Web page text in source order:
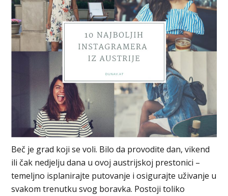
Beč je grad koji se voli. Bilo da provodite dan, vikend
ili čak nedjelju dana u ovoj austrijskoj prestonici –
temeljno isplanirajte putovanje i osigurajte uživanje ​​u
svakom trenutku svog boravka. Postoji toliko